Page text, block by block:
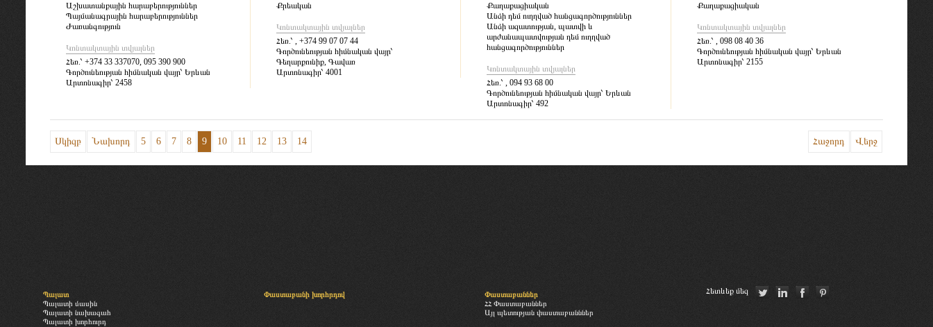
Աշխատանքային հարաբերություններ
Պայմանագրային հարաբերություններ
Ժառանգություն
Կոնտակտային տվյալներ
Հեռ.՝ +374 33 337070, 095 390 900
Գործունեության հիմնական վայր՝ Երևան
Արտոնագիր՝ 2458
Քրեական
Կոնտակտային տվյալներ
Հեռ.՝ , +374 99 07 07 44
Գործունեության հիմնական վայր՝
Գեղարքունիք, Գավառ
Արտոնագիր՝ 4001
Քաղաքացիական
Անձի դեմ ուղղված հանցագործություններ
Անձի ազատության, պատվի և
արժանապատվության դեմ ուղղված
հանցագործություններ
Կոնտակտային տվյալներ
Հեռ.՝ , 094 93 68 00
Գործունեության հիմնական վայր՝ Երևան
Արտոնագիր՝ 492
Քաղաքացիական
Կոնտակտային տվյալներ
Հեռ.՝ , 098 08 40 36
Գործունեության հիմնական վայր՝ Երևան
Արտոնագիր՝ 2155
Սկիզբ Նախորդ 5 6 7 8 9 10 11 12 13 14 Վերջ
Հաջորդ
Պալատ
Պալատի մասին
Պալատի նախագահ
Պալատի խորհուրդ
Փաստաբանի խորհրդով
Փաստաբաններ
ՀՀ Փաստաբաններ
Այլ պետության փաստաբանններ
Հետևեք մեզ